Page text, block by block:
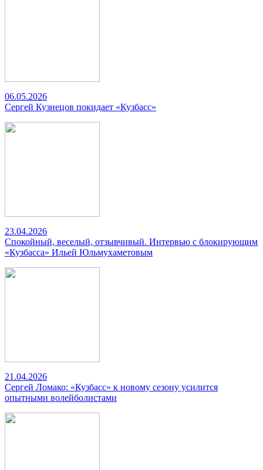
06.05.2026
Сергей Кузнецов покидает «Кузбасс»
23.04.2026
Спокойный, веселый, отзывчивый. Интервью с блокирующим
«Кузбасса» Ильей Юльмухаметовым
21.04.2026
Сергей Ломако: «Кузбасс» к новому сезону усилится
опытными волейболистами